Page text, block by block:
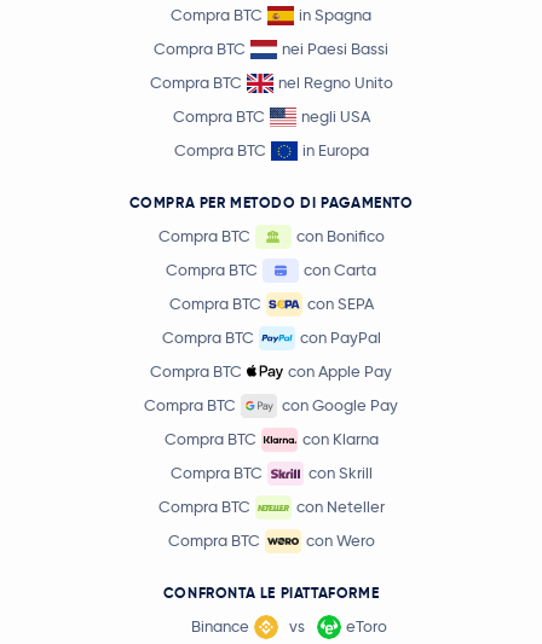
Compra BTC
in Spagna
Compra BTC
nei Paesi Bassi
Compra BTC
nel Regno Unito
Compra BTC
negli USA
Compra BTC
in Europa
COMPRA PER METODO DI PAGAMENTO
Compra BTC
con Bonifico
Compra BTC
con Carta
Compra BTC
con SEPA
Compra BTC
con PayPal
Compra BTC
con Apple Pay
Compra BTC
con Google Pay
Compra BTC
con Klarna
Compra BTC
con Skrill
Compra BTC
con Neteller
Compra BTC
con Wero
CONFRONTA LE PIATTAFORME
Binance vs eToro